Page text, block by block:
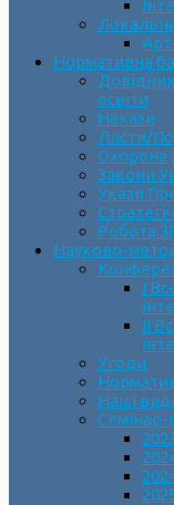
Локальні
Нормативна
освіти
Накази
Листи/
Охорона
Закони
Укази
Робота
Науково-
І
ІІ
Угоди
Наші
2023